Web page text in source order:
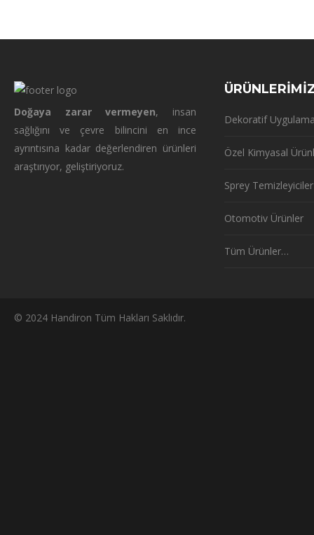
Doğaya zarar vermeyen, insan
sağlığını ve çevre bilincini en ince
ayrıntısına kadar değerlendiren ürünleri
araştırıyor, geliştiriyoruz.
Dekoratif
Özel Kimyasal
Sprey Temizleyiciler
Otomotiv Ürünler
Tüm Ürünler…
© 2024 Handiron Tüm Hakları Saklıdır.